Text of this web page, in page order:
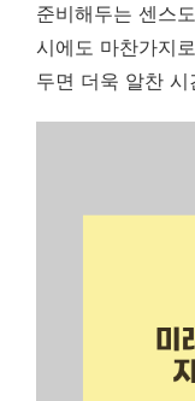
준비해두는 센스
시에도 마찬가지
두면 더욱 알찬